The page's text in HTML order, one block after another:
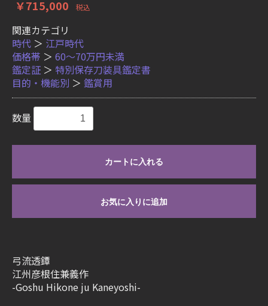
￥715,000 税込
関連カテゴリ
時代 ＞ 江戸時代
価格帯 ＞ 60〜70万円未満
鑑定証 ＞ 特別保存刀装具鑑定書
目的・機能別 ＞ 鑑賞用
数量
カートに入れる
お気に入りに追加
弓流透鐔
江州彦根住兼義作
-Goshu Hikone ju Kaneyoshi-